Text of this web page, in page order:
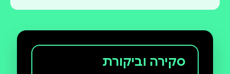
סקירה וביקורת